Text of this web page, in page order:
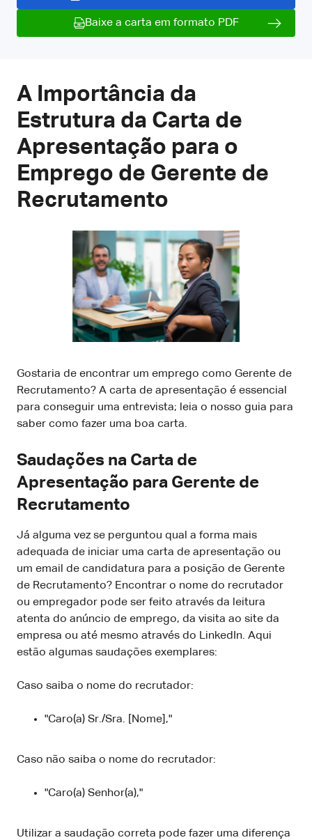
Baixe a carta em formato PDF
A Importância da
Estrutura da Carta de
Apresentação para o
Emprego de Gerente de
Recrutamento
Gostaria de encontrar um emprego como Gerente de
Recrutamento? A carta de apresentação é essencial
para conseguir uma entrevista; leia o nosso guia para
saber como fazer uma boa carta.
Saudações na Carta de
Apresentação para Gerente de
Recrutamento
Já alguma vez se perguntou qual a forma mais
adequada de iniciar uma carta de apresentação ou
um email de candidatura para a posição de Gerente
de Recrutamento? Encontrar o nome do recrutador
ou empregador pode ser feito através da leitura
atenta do anúncio de emprego, da visita ao site da
empresa ou até mesmo através do LinkedIn. Aqui
estão algumas saudações exemplares:
Caso saiba o nome do recrutador:
"Caro(a) Sr./Sra. [Nome],"
Caso não saiba o nome do recrutador:
"Caro(a) Senhor(a),"
Utilizar a saudação correta pode fazer uma diferença